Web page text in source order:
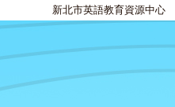
新北市英語教育資源中心